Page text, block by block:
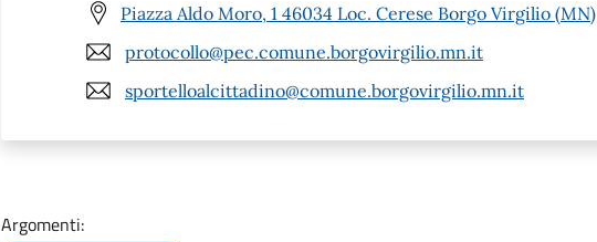
Piazza Aldo Moro, 1 46034 Loc. Cerese Borgo Virgilio (MN)
protocollo@pec.comune.borgovirgilio.mn.it
sportelloalcittadino@comune.borgovirgilio.mn.it
Argomenti: